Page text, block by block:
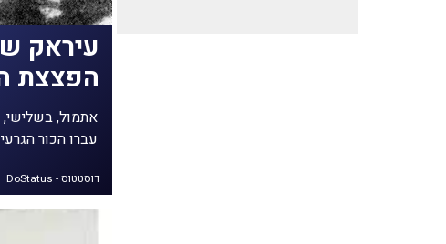
עיראק
הפצצת
אתמול, בשלישי,
עברו הכור
דוסטטוס - DoStatus